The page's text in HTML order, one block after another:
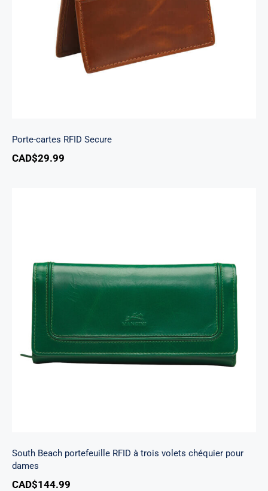
Porte-cartes RFID Secure
CAD$29.99
South Beach portefeuille RFID à trois volets
chéquier pour dames
South Beach portefeuille RFID à trois volets chéquier pour
dames
CAD$144.99